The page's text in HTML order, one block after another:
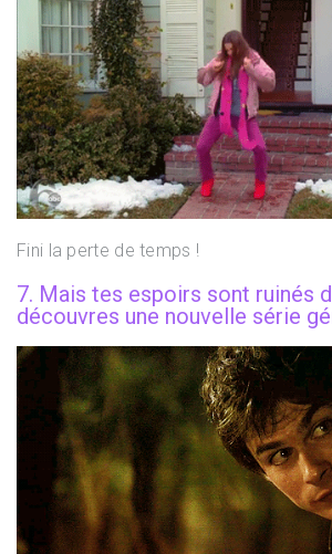
Fini la perte de temps !
7. Mais tes espoirs sont ruinés
découvres une nouvelle série